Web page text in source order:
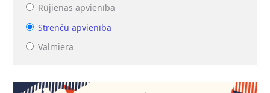
Rūjienas apvienība
Strenču apvienība
Valmiera